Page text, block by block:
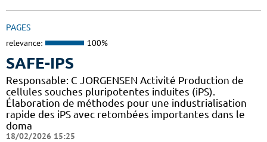
PAGES
relevance: 100%
SAFE-IPS
Responsable: C JORGENSEN Activité Production de
cellules souches pluripotentes induites (iPS).
Élaboration de méthodes pour une industrialisation
rapide des iPS avec retombées importantes dans le
doma
18/02/2026 15:25